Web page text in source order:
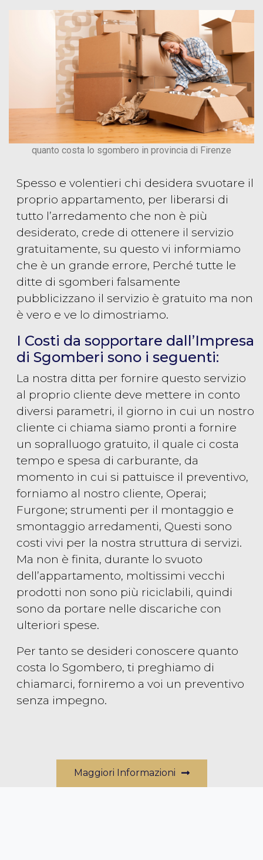
quanto costa lo sgombero in provincia di Firenze
Spesso e volentieri chi desidera svuotare il
proprio appartamento, per liberarsi di
tutto l’arredamento che non è più
desiderato, crede di ottenere il servizio
gratuitamente, su questo vi informiamo
che è un grande errore, Perché tutte le
ditte di sgomberi falsamente
pubblicizzano il servizio è gratuito ma non
è vero e ve lo dimostriamo.
I Costi da sopportare dall’Impresa
di Sgomberi sono i seguenti:
La nostra ditta per fornire questo servizio
al proprio cliente deve mettere in conto
diversi parametri, il giorno in cui un nostro
cliente ci chiama siamo pronti a fornire
un sopralluogo gratuito, il quale ci costa
tempo e spesa di carburante, da
momento in cui si pattuisce il preventivo,
forniamo al nostro cliente, Operai;
Furgone; strumenti per il montaggio e
smontaggio arredamenti, Questi sono
costi vivi per la nostra struttura di servizi.
Ma non è finita, durante lo svuoto
dell’appartamento, moltissimi vecchi
prodotti non sono più riciclabili, quindi
sono da portare nelle discariche con
ulteriori spese.
Per tanto se desideri conoscere quanto
costa lo Sgombero, ti preghiamo di
chiamarci, forniremo a voi un preventivo
senza impegno.
Maggiori Informazioni